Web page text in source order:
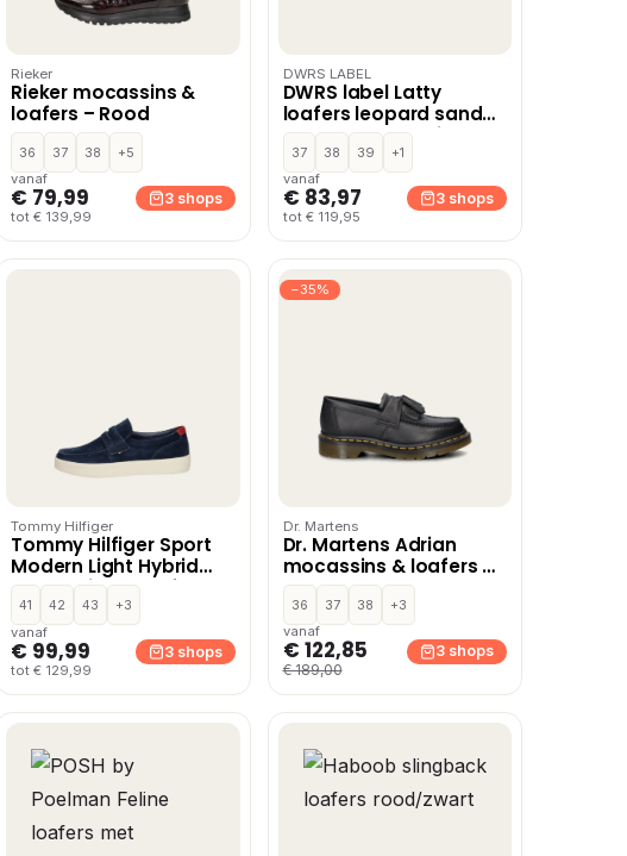
Rieker
Rieker mocassins &
loafers – Rood
36 37 38
+5
vanaf
€ 79,99
tot € 139,99
3 shops
DWRS LABEL
DWRS label Latty
loafers leopard sand
Leer Dames – Beige
37 38 39
+1
vanaf
€ 83,97
tot € 119,95
3 shops
Tommy Hilfiger
Tommy Hilfiger Sport
Modern Light Hybrid
mocassins & loafers –
Blauw
41 42 43
+3
vanaf
€ 99,99
tot € 129,99
3 shops
−35%
Dr. Martens
Dr. Martens Adrian
mocassins & loafers –
Zwart
36 37 38
+3
vanaf
€ 122,85
€ 189,00
3 shops